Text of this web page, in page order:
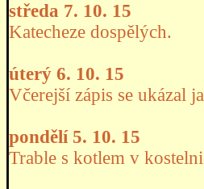
středa 7. 10. 15
Katecheze dospělých.
úterý 6. 10. 15
Včerejší zápis se ukázal
pondělí 5. 10. 15
Trable s kotlem v